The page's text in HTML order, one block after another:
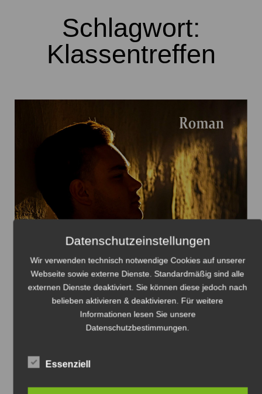
Schlagwort:
Klassentreffen
Datenschutzeinstellungen
Wir verwenden technisch notwendige Cookies auf unserer
Webseite sowie externe Dienste. Standardmäßig sind alle
externen Dienste deaktiviert. Sie können diese jedoch nach
belieben aktivieren & deaktivieren. Für weitere
Informationen lesen Sie unsere
Datenschutzbestimmungen.
Essenziell